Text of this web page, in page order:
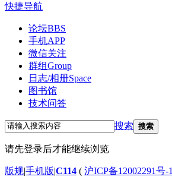
快捷导航
论坛BBS
手机APP
微信关注
群组Group
日志/相册Space
图书馆
技术问答
搜索 搜索
请先登录后才能继续浏览
版规|手机版|C114 ( 沪ICP备12002291号-1